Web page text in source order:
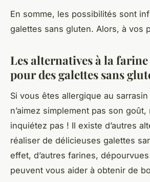
En somme, les possibilités sont
galettes sans gluten. Alors, à vos
Les alternatives à la
pour des galettes sans
Si vous êtes allergique au
n’aimez simplement pas son goût,
inquiétez pas ! Il existe d’autres
réaliser de délicieuses galettes
effet, d’autres farines,
peuvent vous aider à obtenir de